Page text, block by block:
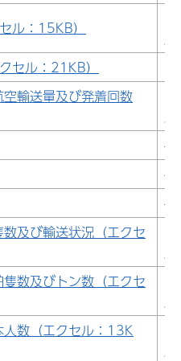
ル：15KB）
セル：21KB）
輸送量及び発着回数
-
-
-
及び輸送状況（エクセ
数及びトン数（エクセ
数（エクセル：13K